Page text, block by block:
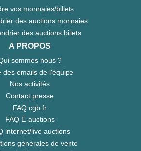
vos monnaies/billets
des auctions monnaies
des auctions billets
A PROPOS
sommes nous ?
des emails de l'équipe
Nos activités
Contact presse
FAQ cgb.fr
FAQ E-auctions
internet/live auctions
générales de vente